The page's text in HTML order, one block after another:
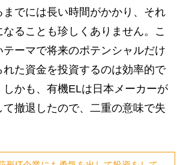
でには長い時間がかかり、それ
ることも珍しくありません。こ
テーマで将来のポテンシャルだけ
れた資金を投資するのは効率的で
しかも、有機ELは日本メーカーが
撤退したので、二重の意味で失